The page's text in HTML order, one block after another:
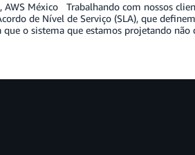
AWS México Trabalhando com nossos
de Nível de Serviço (SLA), que
o sistema que estamos projetando